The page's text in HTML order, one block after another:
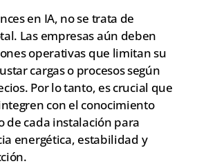
en IA, no se trata de
Las empresas aún deben
operativas que limitan su
cargas o procesos según
Por lo tanto, es crucial que
con el conocimiento
de cada instalación para
energética, estabilidad y